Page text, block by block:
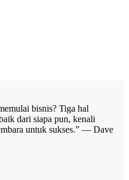
bisnis? Tiga hal
dari siapa pun, kenali
untuk sukses.” — Dave